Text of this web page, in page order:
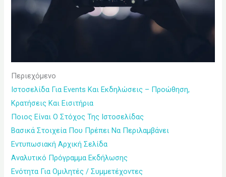
Περιεχόμενο
Ιστοσελίδα Για Events Και Εκδηλώσεις – Προώθηση,
Κρατήσεις Και Εισιτήρια
Ποιος Είναι Ο Στόχος Της Ιστοσελίδας
Βασικά Στοιχεία Που Πρέπει Να Περιλαμβάνει
Εντυπωσιακή Αρχική Σελίδα
Αναλυτικό Πρόγραμμα Εκδήλωσης
Ενότητα Για Ομιλητές / Συμμετέχοντες